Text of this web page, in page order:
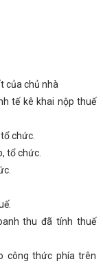
của chủ nhà
tế kê khai nộp thuế
chức.
tổ chức.
thu đã tính thuế
công thức phía trên